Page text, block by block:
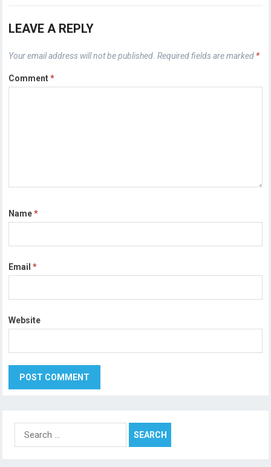
LEAVE A REPLY
Your email address will not be published. Required fields are marked *
Comment*
Name*
Email*
Website
Search